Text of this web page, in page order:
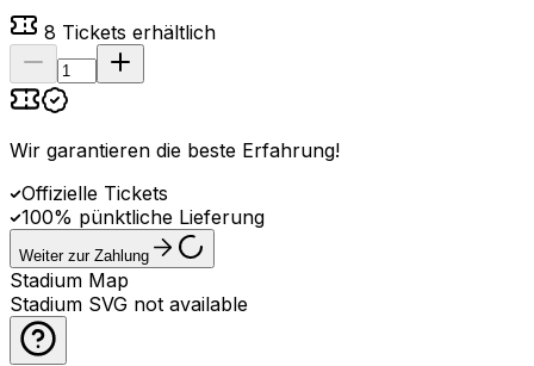
8 Tickets erhältlich
Wir garantieren die beste Erfahrung!
Offizielle Tickets
100% pünktliche Lieferung
Weiter zur Zahlung
Stadium Map
Stadium SVG not available